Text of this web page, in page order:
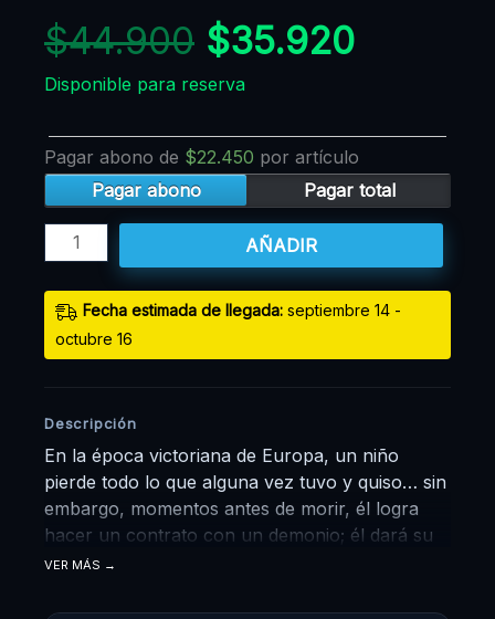
$44.900 $35.920
Disponible para reserva
Pagar abono de $22.450 por artículo
Pagar abono
Pagar total
AÑADIR
Fecha estimada de llegada: septiembre 14 -
octubre 16
Descripción
En la época victoriana de Europa, un niño
pierde todo lo que alguna vez tuvo y quiso… sin
embargo, momentos antes de morir, él logra
hacer un contrato con un demonio; él dará su
alma, a cambio de venganza. Ciel Phantomhive
corporación Phantomhive, maneja todos los
VER MÁS